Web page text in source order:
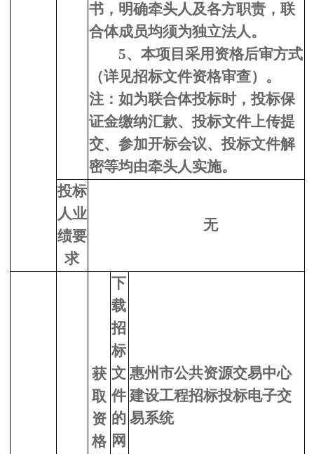
书，明确牵头人及各方职责，联
合体成员均须为独立法人。
5、本项目采用资格后审方式
（详见招标文件资格审查）。
注：如为联合体投标时，投标保
证金缴纳汇款、投标文件上传提
交、参加开标会议、投标文件解
密等均由牵头人实施。
投标
人业
绩要
求
无
获
取
资
格
下
载
招
标
文
件
的
网
惠州市公共资源交易中心
建设工程招标投标电子交
易系统